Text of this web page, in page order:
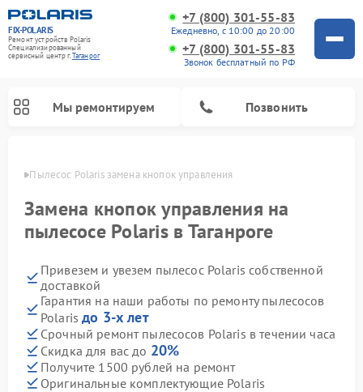
FIX-POLARIS
Ремонт устройств Polaris
Специализированный
cервисный центр г.Таганрог
+7 (800) 301-55-83
Ежедневно, с 10:00 до 20:00
+7 (800) 301-55-83
Звонок бесплатный по РФ
Мы ремонтируем Позвонить
Пылесос Polaris замена кнопок управления
Замена кнопок управления на
пылесосе Polaris в Таганроге
Привезем и увезем пылесос Polaris собственной
доставкой
Гарантия на наши работы по ремонту пылесосов
Polarisдо 3-х лет
Срочный ремонт пылесосов Polaris в течении часа
Скидка для вас до 20%
Получите 1500 рублей на ремонт
Оригинальные комплектующие Polaris